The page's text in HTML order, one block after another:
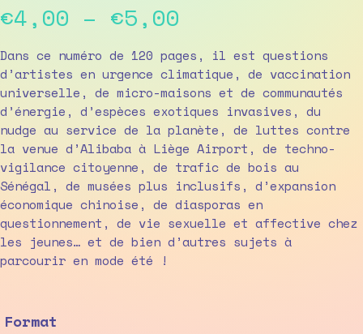
€4,00 – €5,00
range:
€4,00
through
€5,00
Dans ce numéro de 120 pages, il est questions
d’artistes en urgence climatique, de vaccination
universelle, de micro-maisons et de communautés
d’énergie, d’espèces exotiques invasives, du
nudge au service de la planète, de luttes contre
la venue d’Alibaba à Liège Airport, de techno-
vigilance citoyenne, de trafic de bois au
Sénégal, de musées plus inclusifs, d’expansion
économique chinoise, de diasporas en
questionnement, de vie sexuelle et affective chez
les jeunes… et de bien d’autres sujets à
parcourir en mode été !
Format